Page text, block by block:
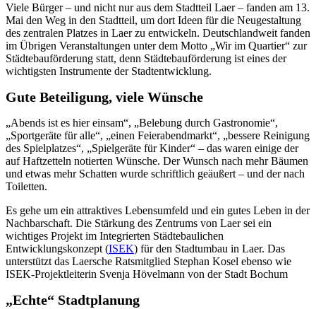
Viele Bürger – und nicht nur aus dem Stadtteil Laer – fanden am 13.
Mai den Weg in den Stadtteil, um dort Ideen für die Neugestaltung
des zentralen Platzes in Laer zu entwickeln. Deutschlandweit fanden
im Übrigen Veranstaltungen unter dem Motto „Wir im Quartier“ zur
Städtebauförderung statt, denn Städtebauförderung ist eines der
wichtigsten Instrumente der Stadtentwicklung.
Gute Beteiligung, viele Wünsche
„Abends ist es hier einsam“, „Belebung durch Gastronomie“,
„Sportgeräte für alle“, „einen Feierabendmarkt“, „bessere Reinigung
des Spielplatzes“, „Spielgeräte für Kinder“ – das waren einige der
auf Haftzetteln notierten Wünsche. Der Wunsch nach mehr Bäumen
und etwas mehr Schatten wurde schriftlich geäußert – und der nach
Toiletten.
Es gehe um ein attraktives Lebensumfeld und ein gutes Leben in der
Nachbarschaft. Die Stärkung des Zentrums von Laer sei ein
wichtiges Projekt im Integrierten Städtebaulichen
Entwicklungskonzept (ISEK) für den Stadtumbau in Laer. Das
unterstützt das Laersche Ratsmitglied Stephan Kosel ebenso wie
ISEK-Projektleiterin Svenja Hövelmann von der Stadt Bochum
„Echte“ Stadtplanung